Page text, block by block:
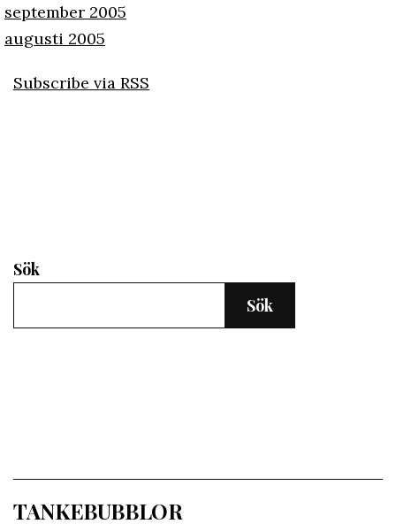
september 2005
augusti 2005
Subscribe via RSS
Sök
Sök
TANKEBUBBLOR